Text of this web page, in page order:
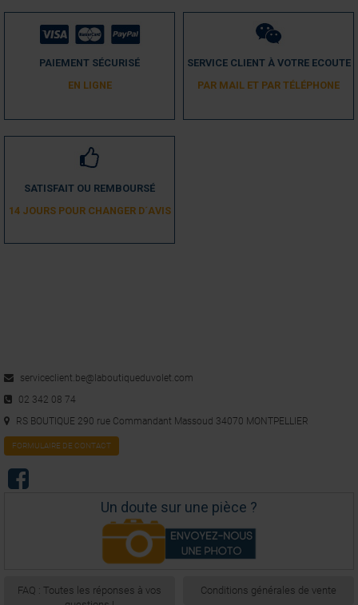
PAIEMENT SÉCURISÉ
EN LIGNE
SERVICE CLIENT À VOTRE ECOUTE
PAR MAIL ET PAR TÉLÉPHONE
SATISFAIT OU REMBOURSÉ
14 JOURS POUR CHANGER D´AVIS
serviceclient.be@laboutiqueduvolet.com
02 342 08 74
RS BOUTIQUE 290 rue Commandant Massoud 34070 MONTPELLIER
FORMULAIRE DE CONTACT
Un doute sur une pièce ?
FAQ : Toutes les réponses à vos
Conditions générales de vente